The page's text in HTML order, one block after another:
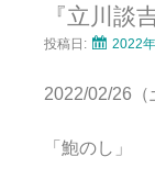
ン
ツ
ス
ッ
『立川談
投稿日: 2022
2022/02/26（
「鮑のし」